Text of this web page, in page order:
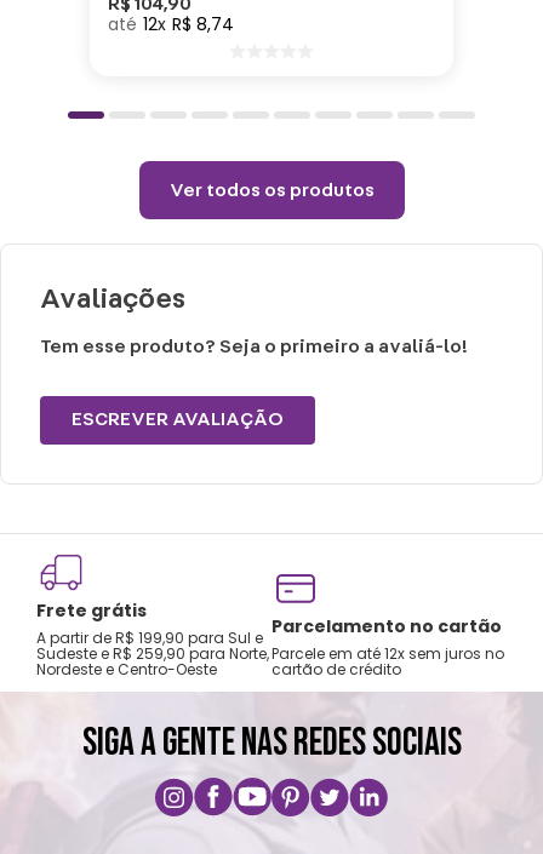
Quedas ou choques podem trincar ou
Teme abrasivos.
retirar o excesso de pó.
12 R$ 8,74
Ver todos os produtos
Avaliações
Tem esse produto? Seja o primeiro a avaliá-lo!
ESCREVER AVALIAÇÃO
Frete grátis
A partir de R$ 199,90 para Sul e
Sudeste e R$ 259,90 para Norte,
Nordeste e Centro-Oeste
Parcelamento no cartão
Parcele em até 12x sem juros no
cartão de crédito
SIGA A GENTE NAS REDES SOCIAIS